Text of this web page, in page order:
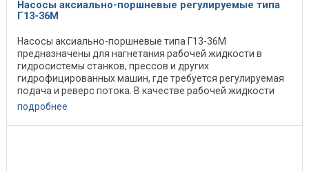
Насосы аксиально-поршневые регулируемые типа
Г13-36М
Насосы аксиально-поршневые типа Г13-36М
предназначены для нагнетания рабочей жидкости в
гидросистемы станков, прессов и других
гидрофицированных машин, где требуется регулируемая
подача и реверс потока. В качестве рабочей жидкости
применяются ...
подробнее